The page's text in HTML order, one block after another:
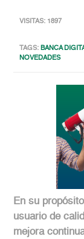
VISITAS: 1897
TAGS:BANCA
NOVEDADES
En su
usuario de
mejora